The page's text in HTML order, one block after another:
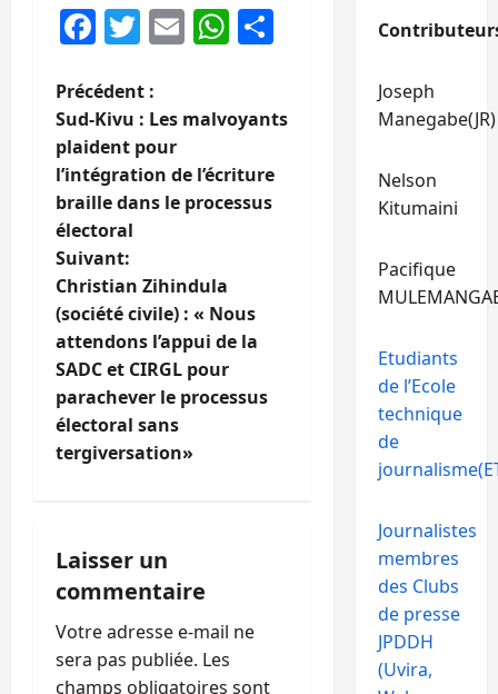
Facebook
Twitter
EmailWhatsApp
Partager
N
a
v
i
g
a
t
i
o
d
’
a
Précédent :
Sud-Kivu : Les malvoyants
plaident pour
l’intégration de l’écriture
braille dans le processus
électoral
Suivant:
Christian Zihindula
(société civile) : « Nous
attendons l’appui de la
SADC et CIRGL pour
parachever le processus
électoral sans
tergiversation»
Laisser un
commentaire
Votre adresse e-mail ne
sera pas publiée. Les
champs obligatoires sont
Joseph
Manegabe(JR)
Nelson
Kitumaini
Pacifique
Etudiants
de l’Ecole
technique
de
Journalistes
membres
des Clubs
de presse
JPDDH
(Uvira,